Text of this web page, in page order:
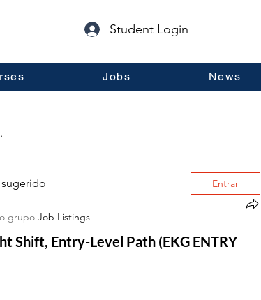
Student Login
Jobs News
Entrar
grupo Job Listings
Shift, Entry-Level Path (EKG ENTRY